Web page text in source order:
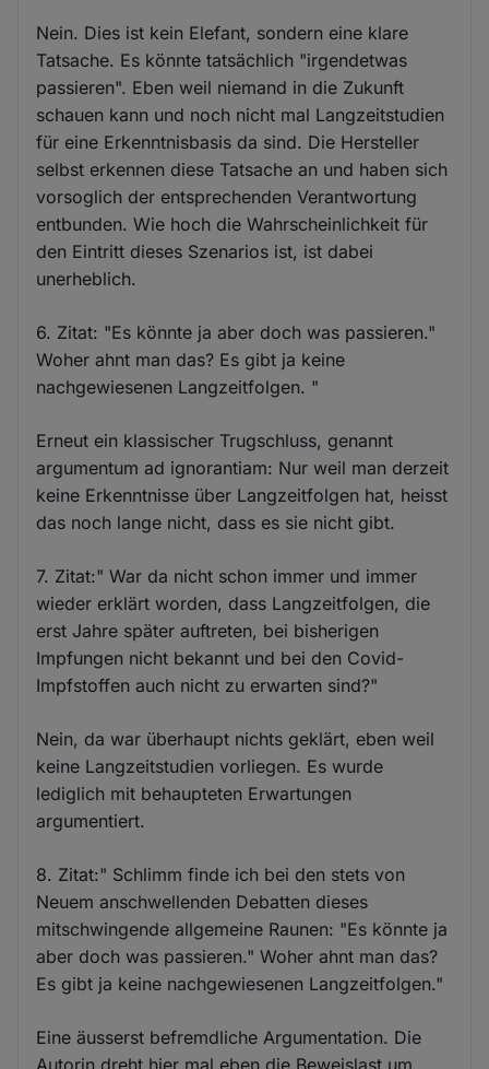
Nein. Dies ist kein Elefant, sondern eine klare
Tatsache. Es könnte tatsächlich "irgendetwas
passieren". Eben weil niemand in die Zukunft
schauen kann und noch nicht mal Langzeitstudien
für eine Erkenntnisbasis da sind. Die Hersteller
selbst erkennen diese Tatsache an und haben sich
vorsoglich der entsprechenden Verantwortung
entbunden. Wie hoch die Wahrscheinlichkeit für
den Eintritt dieses Szenarios ist, ist dabei
unerheblich.
6. Zitat: "Es könnte ja aber doch was passieren."
Woher ahnt man das? Es gibt ja keine
nachgewiesenen Langzeitfolgen. "
Erneut ein klassischer Trugschluss, genannt
argumentum ad ignorantiam: Nur weil man derzeit
keine Erkenntnisse über Langzeitfolgen hat, heisst
das noch lange nicht, dass es sie nicht gibt.
7. Zitat:" War da nicht schon immer und immer
wieder erklärt worden, dass Langzeitfolgen, die
erst Jahre später auftreten, bei bisherigen
Impfungen nicht bekannt und bei den Covid-
Impfstoffen auch nicht zu erwarten sind?"
Nein, da war überhaupt nichts geklärt, eben weil
keine Langzeitstudien vorliegen. Es wurde
lediglich mit behaupteten Erwartungen
argumentiert.
8. Zitat:" Schlimm finde ich bei den stets von
Neuem anschwellenden Debatten dieses
mitschwingende allgemeine Raunen: "Es könnte ja
aber doch was passieren." Woher ahnt man das?
Es gibt ja keine nachgewiesenen Langzeitfolgen."
Eine äusserst befremdliche Argumentation. Die
Autorin dreht hier mal eben die Beweislast um.